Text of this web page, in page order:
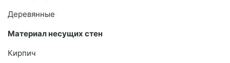
Деревянные
Материал несущих стен
Кирпич